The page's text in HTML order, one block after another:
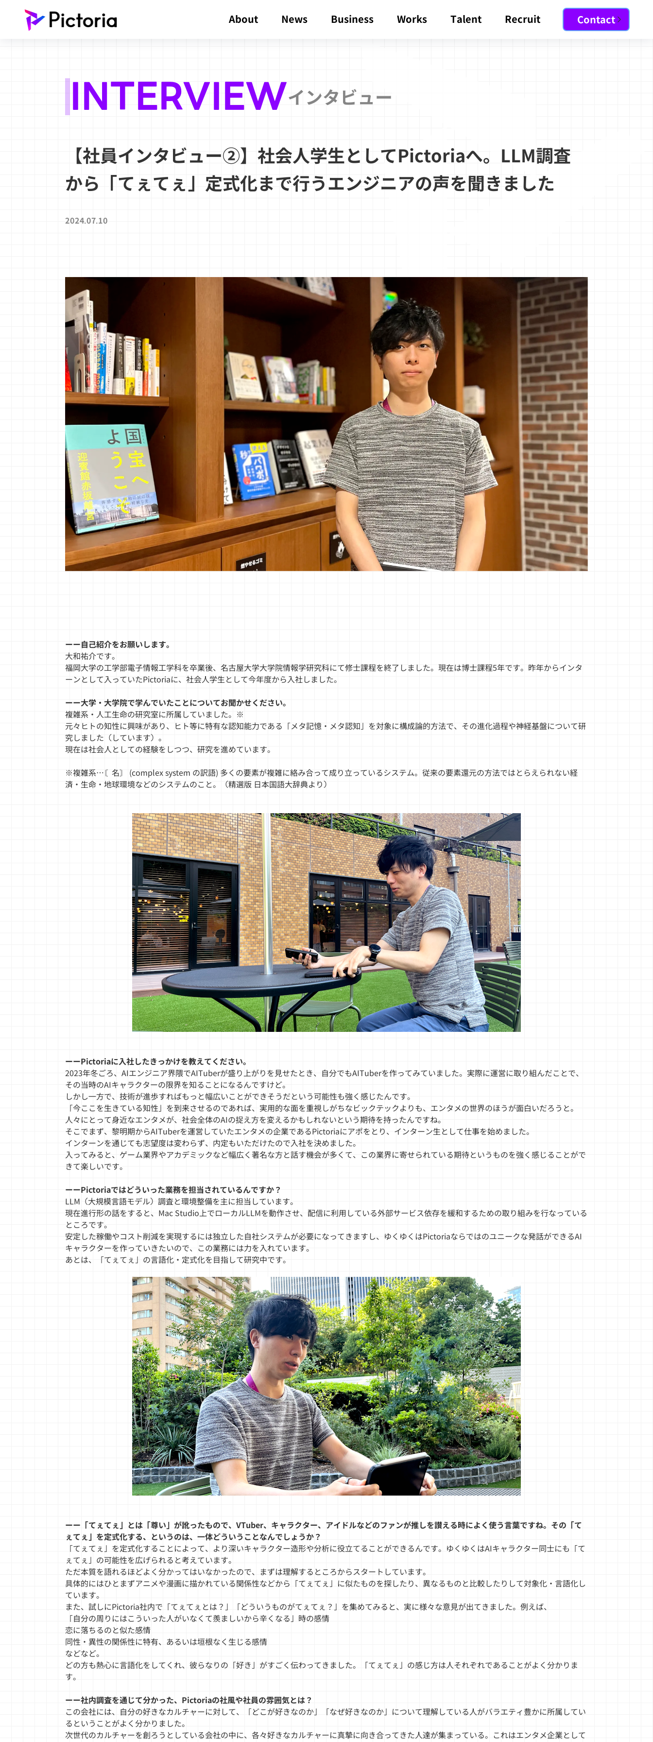
About News Business Works Talent Recruit Contact
INTERVIEWインタビュー
【社員インタビュー②】社会人学生としてPictoriaへ。LLM調査
から「てぇてぇ」定式化まで行うエンジニアの声を聞きました
2024.07.10
ーー自己紹介をお願いします。
大和祐介です。
福岡大学の工学部電子情報工学科を卒業後、名古屋大学大学院情報学研究科にて修士課程を終了しました。現在は博士課程5年です。昨年からインタ
ーンとして入っていたPictoriaに、社会人学生として今年度から入社しました。
ーー大学・大学院で学んでいたことについてお聞かせください。
複雑系・人工生命の研究室に所属していました。※
元々ヒトの知性に興味があり、ヒト等に特有な認知能力である「メタ記憶・メタ認知」を対象に構成論的方法で、その進化過程や神経基盤について研
究しました（しています）。
現在は社会人としての経験をしつつ、研究を進めています。
※複雑系…〘名〙 (complex system の訳語) 多くの要素が複雑に絡み合って成り立っているシステム。従来の要素還元の方法ではとらえられない経
済・生命・地球環境などのシステムのこと。（精選版 日本国語大辞典より）
ーーPictoriaに入社したきっかけを教えてください。
2023年冬ごろ、AIエンジニア界隈でAITuberが盛り上がりを見せたとき、自分でもAITuberを作ってみていました。実際に運営に取り組んだことで、
その当時のAIキャラクターの限界を知ることになるんですけど。
しかし一方で、技術が進歩すればもっと幅広いことができそうだという可能性も強く感じたんです。
「今ここを生きている知性」を到来させるのであれば、実用的な面を重視しがちなビックテックよりも、エンタメの世界のほうが面白いだろうと。
人々にとって身近なエンタメが、社会全体のAIの捉え方を変えるかもしれないという期待を持ったんですね。
そこでまず、黎明期からAITuberを運営していたエンタメの企業であるPictoriaにアポをとり、インターン生として仕事を始めました。
インターンを通じても志望度は変わらず、内定もいただけたので入社を決めました。
入ってみると、ゲーム業界やアカデミックなど幅広く著名な方と話す機会が多くて、この業界に寄せられている期待というものを強く感じることがで
きて楽しいです。
ーーPictoriaではどういった業務を担当されているんですか？
LLM（大規模言語モデル）調査と環境整備を主に担当しています。
現在進行形の話をすると、Mac Studio上でローカルLLMを動作させ、配信に利用している外部サービス依存を緩和するための取り組みを行なっている
ところです。
安定した稼働やコスト削減を実現するには独立した自社システムが必要になってきますし、ゆくゆくはPictoriaならではのユニークな発話ができるAI
キャラクターを作っていきたいので、この業務には力を入れています。
あとは、「てぇてぇ」の言語化・定式化を目指して研究中です。
ーー「てぇてぇ」とは「尊い」が訛ったもので、VTuber、キャラクター、アイドルなどのファンが推しを讃える時によく使う言葉ですね。その「て
ぇてぇ」を定式化する、というのは、一体どういうことなんでしょうか？
「てぇてぇ」を定式化することによって、より深いキャラクター造形や分析に役立てることができるんです。ゆくゆくはAIキャラクター同士にも「て
ぇてぇ」の可能性を広げられると考えています。
ただ本質を語れるほどよく分かってはいなかったので、まずは理解するところからスタートしています。
具体的にはひとまずアニメや漫画に描かれている関係性などから「てぇてぇ」に似たものを探したり、異なるものと比較したりして対象化・言語化し
ています。
また、試しにPictoria社内で「てぇてぇとは？」「どういうものがてぇてぇ？」を集めてみると、実に様々な意見が出てきました。例えば、
「自分の周りにはこういった人がいなくて羨ましいから辛くなる」時の感情
恋に落ちるのと似た感情
同性・異性の関係性に特有、あるいは垣根なく生じる感情
などなど。
どの方も熱心に言語化をしてくれ、彼らなりの「好き」がすごく伝わってきました。「てぇてぇ」の感じ方は人それぞれであることがよく分かりま
す。
ーー社内調査を通じて分かった、Pictoriaの社風や社員の雰囲気とは？
この会社には、自分の好きなカルチャーに対して、「どこが好きなのか」「なぜ好きなのか」について理解している人がバラエティ豊かに所属してい
るということがよく分かりました。
次世代のカルチャーを創ろうとしている会社の中に、各々好きなカルチャーに真摯に向き合ってきた人達が集まっている。これはエンタメ企業として